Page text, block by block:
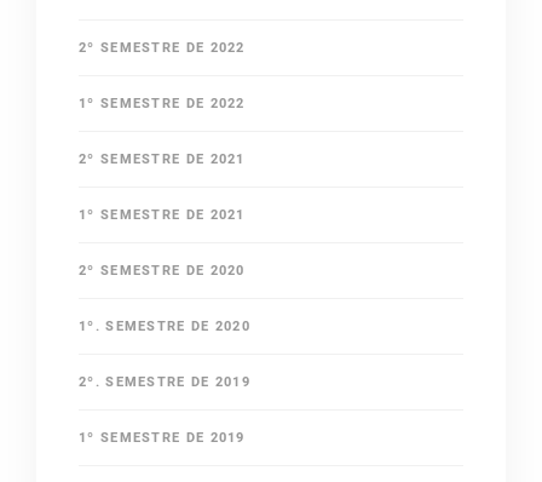
2º SEMESTRE DE 2022
1º SEMESTRE DE 2022
2º SEMESTRE DE 2021
1º SEMESTRE DE 2021
2º SEMESTRE DE 2020
1º. SEMESTRE DE 2020
2º. SEMESTRE DE 2019
1º SEMESTRE DE 2019